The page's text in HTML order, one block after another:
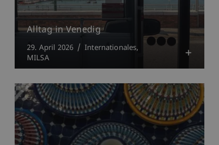
Alltag in Venedig
29. April 2026
Internationales
MILSA